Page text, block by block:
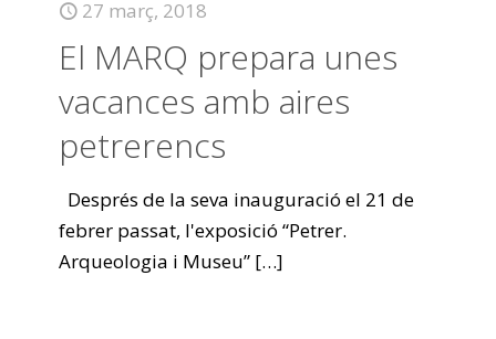
27 març, 2018
El MARQ prepara unes
vacances amb aires
petrerencs
Després de la seva inauguració el 21 de
febrer passat, l'exposició “Petrer.
Arqueologia i Museu” […]